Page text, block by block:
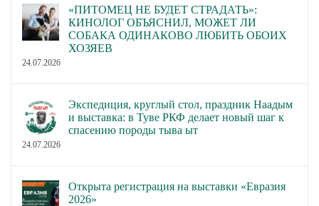
«ПИТОМЕЦ НЕ БУДЕТ СТРАДАТЬ»:
КИНОЛОГ ОБЪЯСНИЛ, МОЖЕТ ЛИ
СОБАКА ОДИНАКОВО ЛЮБИТЬ ОБОИХ
ХОЗЯЕВ
24.07.2026
Экспедиция, круглый стол, праздник Наадым
и выставка: в Туве РКФ делает новый шаг к
спасению породы тыва ыт
24.07.2026
Открыта регистрация на выставки «Евразия
2026»